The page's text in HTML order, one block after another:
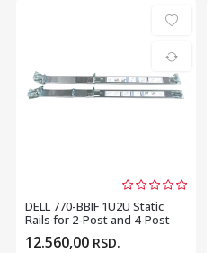
DELL 770-BBIF 1U2U Static
Rails for 2-Post and 4-Post
Racks
12.560,00 RSD.